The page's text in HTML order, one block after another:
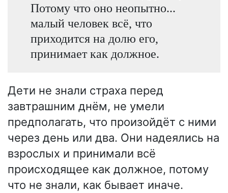
Потому что оно неопытно...
малый человек всё, что
приходится на долю его,
принимает как должное.
Дети не знали страха перед
завтрашним днём, не умели
предполагать, что произойдёт с ними
через день или два. Они надеялись на
взрослых и принимали всё
происходящее как должное, потому
что не знали, как бывает иначе.